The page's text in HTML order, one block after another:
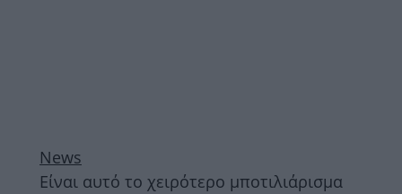
News
Είναι αυτό το χειρότερο μποτιλιάρισμα